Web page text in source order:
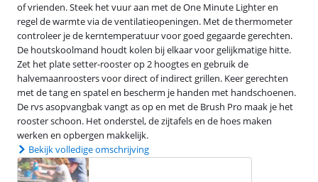
of vrienden. Steek het vuur aan met de One Minute Lighter en
regel de warmte via de ventilatieopeningen. Met de thermometer
controleer je de kerntemperatuur voor goed gegaarde gerechten.
De houtskoolmand houdt kolen bij elkaar voor gelijkmatige hitte.
Zet het plate setter-rooster op 2 hoogtes en gebruik de
halvemaanroosters voor direct of indirect grillen. Keer gerechten
met de tang en spatel en bescherm je handen met handschoenen.
De rvs asopvangbak vangt as op en met de Brush Pro maak je het
rooster schoon. Het onderstel, de zijtafels en de hoes maken
werken en opbergen makkelijk.
Bekijk volledige omschrijving